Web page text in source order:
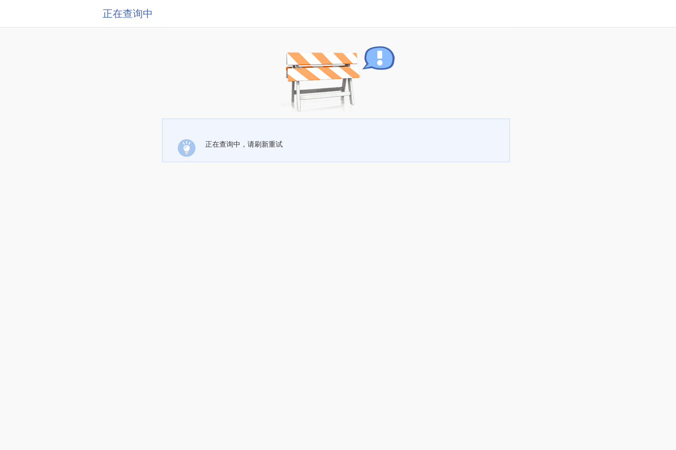
正在查询中
正在查询中，请刷新重试